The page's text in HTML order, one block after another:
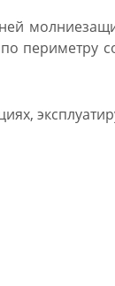
периметру